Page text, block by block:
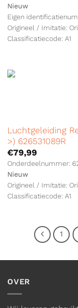
Nieuw
Eigen
Origineel / Imitatie:
Classificatiecode: A1
Luchtgeleiding
>) 626531089R
€79,99
Onderdeelnummer:
Nieuw
Origineel / Imitatie:
Classificatiecode: A1
1
OVER